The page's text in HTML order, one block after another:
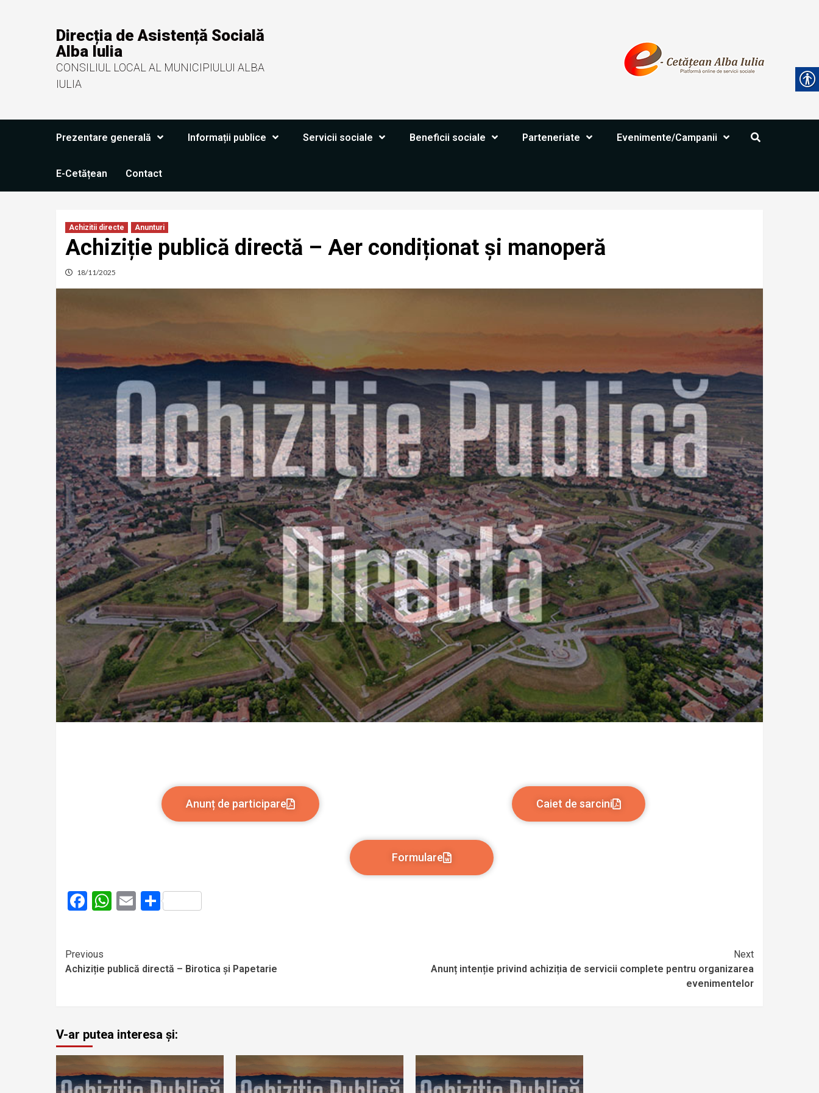
Direcția de Asistență Socială
Alba Iulia
CONSILIUL LOCAL AL MUNICIPIULUI ALBA
IULIA
Prezentare generală Informații publice Servicii sociale Beneficii sociale Parteneriate Evenimente/Campanii
E-Cetățean Contact
Achizitii directe Anunturi
Achiziție publică directă – Aer condiționat și manoperă
18/11/2025
Anunț de participare Caiet de sarcini
Formulare
Facebook
WhatsApp
EmailPartajează
Previous
Achiziție publică directă – Birotica și Papetarie
Next
Anunț intenție privind achiziția de servicii complete pentru organizarea
evenimentelor
V-ar putea interesa și: